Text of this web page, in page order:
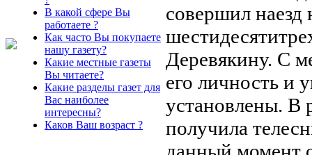
В какой сфере Вы
работаете ?
Как часто Вы покупаете
нашу газету?
Какие местные газеты
Вы читаете?
Какие разделы газет для
Вас наиболее
интересны?
Каков Ваш возраст ?
совершил наезд
Деревякину. С
его личность и
установлены. В
получила